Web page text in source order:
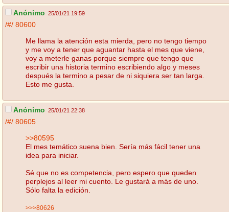
Anónimo 25/01/21 19:59
/#/ 80600
Me llama la atención esta mierda, pero no tengo tiempo
y me voy a tener que aguantar hasta el mes que viene,
voy a meterle ganas porque siempre que tengo que
escribir una historia termino escribiendo algo y meses
después la termino a pesar de ni siquiera ser tan larga.
Esto me gusta.
Anónimo 25/01/21 22:38
/#/ 80605
>>80595
El mes temático suena bien. Sería más fácil tener una
idea para iniciar.
Sé que no es competencia, pero espero que queden
perplejos al leer mi cuento. Le gustará a más de uno.
Sólo falta la edición.
>>>80626